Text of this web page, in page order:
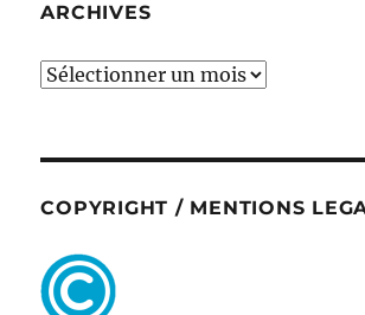
ARCHIVES
ARCHIVES
COPYRIGHT / MENTIONS